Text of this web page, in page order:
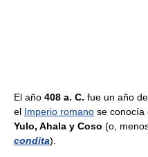
El año 408 a. C. fue un año
el Imperio romano se conocía
Yulo, Ahala y Coso (o,
condita).